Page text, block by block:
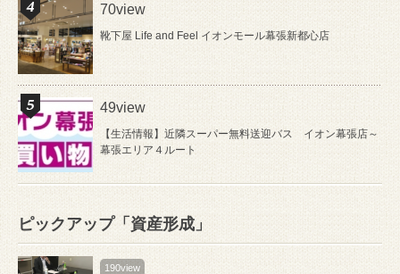
70view
靴下屋 Life and Feel イオンモール幕張新都心店
49view
【生活情報】近隣スーパー無料送迎バス イオン幕張店～
幕張エリア４ルート
ピックアップ「資産形成」
190view